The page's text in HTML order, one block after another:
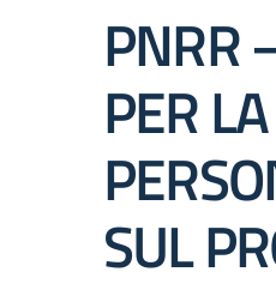
PNRR
PER
SUL